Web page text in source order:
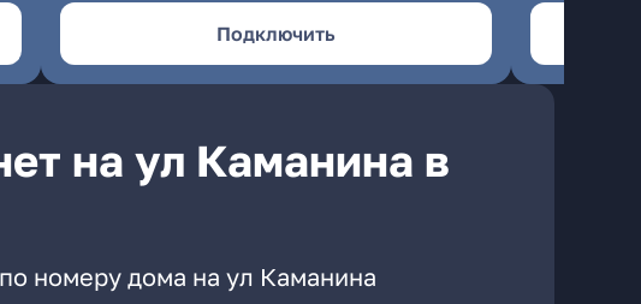
Подключить
на ул Каманина в
номеру дома на ул Каманина